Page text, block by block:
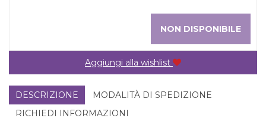
NON DISPONIBILE
Aggiungi alla wishlist
DESCRIZIONE
MODALITÀ DI SPEDIZIONE
RICHIEDI INFORMAZIONI